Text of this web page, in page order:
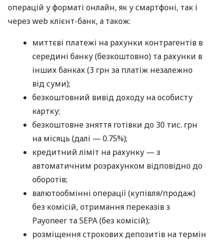
операцій у форматі онлайн, як у смартфоні, так і
через web клієнт-банк, а також:
миттєві платежі на рахунки контрагентів в
середині банку (безкоштовно) та рахунки в
інших банках (3 грн за платіж незалежно
від суми);
безкоштовний вивід доходу на особисту
картку;
безкоштовне зняття готівки до 30 тис. грн
на місяць (далі — 0.75%);
кредитний ліміт на рахунку — з
автоматичним розрахунком відповідно до
оборотів;
валютообмінні операції (купівля/продаж)
без комісій, отримання переказів з
Payoneer та SEPA (без комісій);
розміщення строкових депозитів на термін